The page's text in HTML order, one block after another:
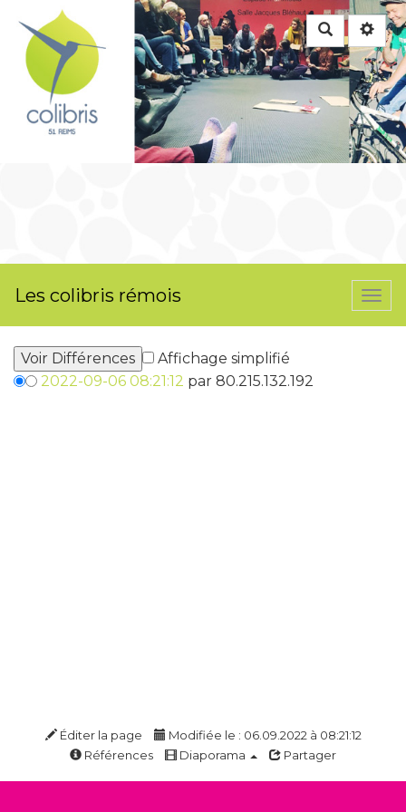
Rechercher
Les colibris rémois
Affichage simplifié
2022-09-06 08:21:12 par 80.215.132.192
Éditer la page
Modifiée le : 06.09.2022 à 08:21:12
Références
Diaporama Partager